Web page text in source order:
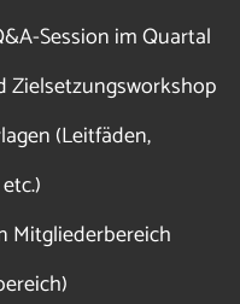
Session im Quartal
Zielsetzungsworkshop
(Leitfäden,
Mitgliederbereich